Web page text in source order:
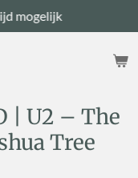
mogelijk
| U2 – The
Tree